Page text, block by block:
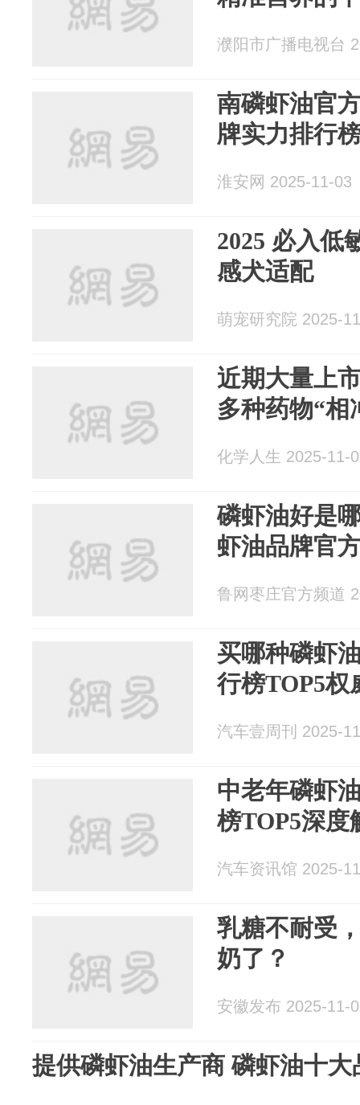
濮阳市广播电视台
南磷虾油官
牌实力排行
淮安网 2025-11-03
2025 必入低
感犬适配
萌宠研究院 2025-
近期大量上
多种药物“
化学人生 2025-11-
磷虾油好是
虾油品牌官
鲁网枣庄官方频道
买哪种磷虾
行榜TOP5权
汽车壹周刊 2025-
中老年磷虾
榜TOP5深度
汽车资讯馆 2025-
乳糖不耐受
奶了？
安徽发布 2025-11-
提供磷虾油生产商 磷虾油十